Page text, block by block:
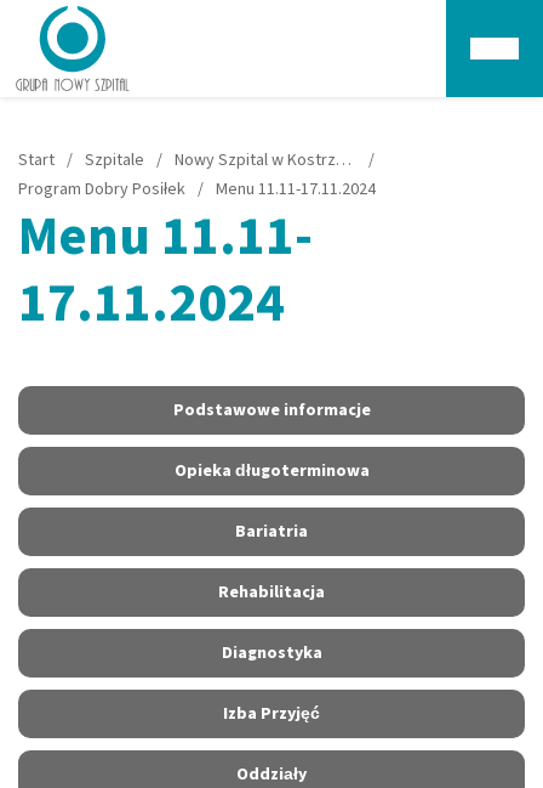
Start / Szpitale / Nowy Szpital w Kostrzynie nad Odrą
/
Program Dobry Posiłek / Menu 11.11-17.11.2024
Menu 11.11-
17.11.2024
Podstawowe informacje
Opieka długoterminowa
Bariatria
Rehabilitacja
Diagnostyka
Izba Przyjęć
Oddziały